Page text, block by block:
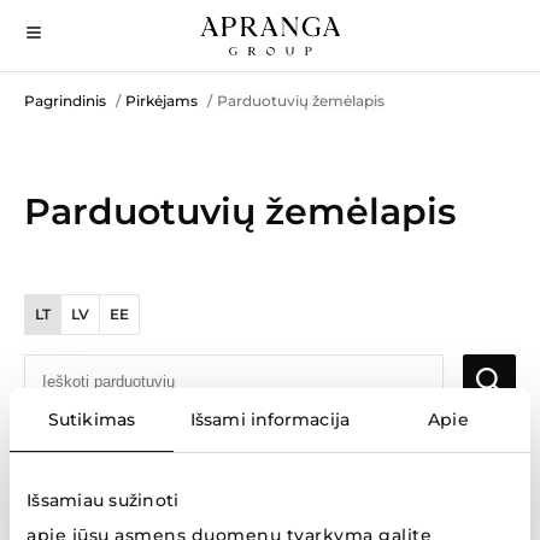
Sutikimas Išsami informacija Apie
Išsamiau sužinoti
apie jūsų asmens duomenų tvarkymą galite
Pagrindinis / Pirkėjams / Parduotuvių žemėlapis
Parduotuvių žemėlapis
LT LV EE
ALDO